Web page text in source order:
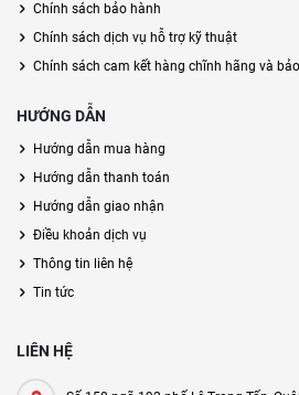
Chính sách bảo hành
Chính sách dịch vụ hỗ trợ kỹ thuật
Chính sách cam kết hàng chĩnh hãng và
HƯỚNG DẪN
Hướng dẫn mua hàng
Hướng dẫn thanh toán
Hướng dẫn giao nhận
Điều khoản dịch vụ
Thông tin liên hệ
Tin tức
LIÊN HỆ